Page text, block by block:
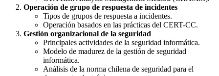
Operación de grupo de respuesta de incidentes
Tipos de grupos de respuesta a incidentes.
Operación basados en las prácticas del CERT-CC.
Gestión organizacional de la seguridad
Principales actividades de la seguridad informática.
Modelo de madurez de la gestión de seguridad
informática.
Análisis de la norma chilena de seguridad para el